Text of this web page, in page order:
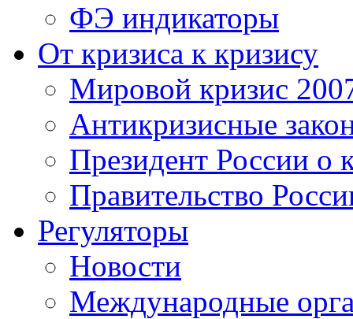
ФЭ индикаторы
От кризиса к кризису
Мировой кризис
Антикризисные
Президент России о
Правительство
Регуляторы
Новости
Международные